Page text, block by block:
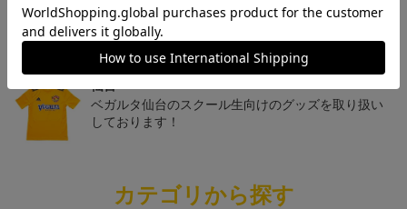
チームマスコットグッズは、サポーターやファン必
見！今すぐチェックしてみてください！
ベガルタ仙台のスクール生向けのグッズを取り扱い
しております！
カテゴリから探す